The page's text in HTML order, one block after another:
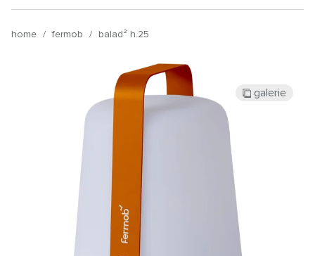
home / fermob / balad² h.25
galerie